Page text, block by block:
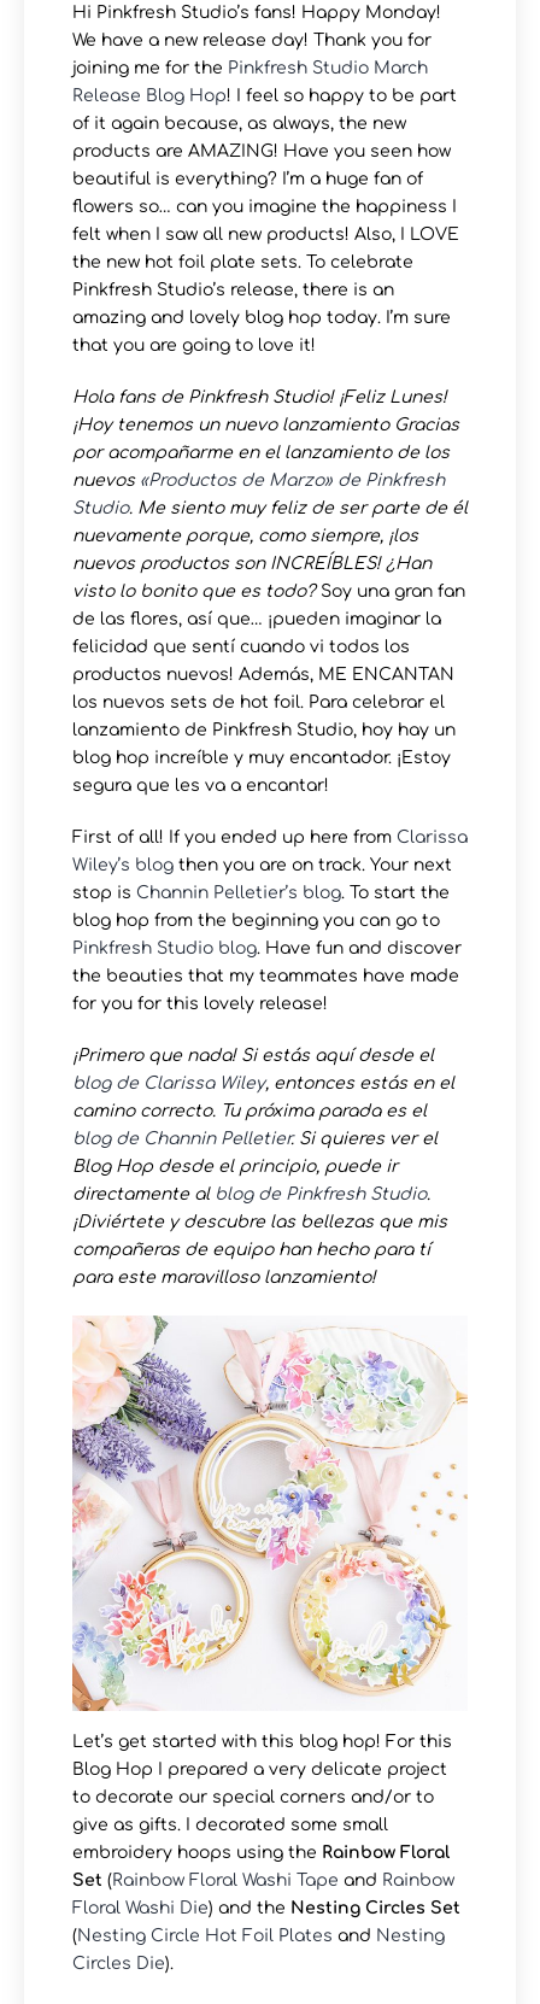
Hi Pinkfresh Studio’s fans! Happy Monday!
We have a new release day! Thank you for
joining me for the Pinkfresh Studio March
Release Blog Hop! I feel so happy to be part
of it again because, as always, the new
products are AMAZING! Have you seen how
beautiful is everything? I’m a huge fan of
flowers so… can you imagine the happiness I
felt when I saw all new products! Also, I LOVE
the new hot foil plate sets. To celebrate
Pinkfresh Studio’s release, there is an
amazing and lovely blog hop today. I’m sure
that you are going to love it!
Hola fans de Pinkfresh Studio! ¡Feliz Lunes!
¡Hoy tenemos un nuevo lanzamiento Gracias
por acompañarme en el lanzamiento de los
nuevos «Productos de Marzo» de Pinkfresh
Studio. Me siento muy feliz de ser parte de él
nuevamente porque, como siempre, ¡los
nuevos productos son INCREÍBLES! ¿Han
visto lo bonito que es todo?Soy una gran fan
de las flores, así que… ¡pueden imaginar la
felicidad que sentí cuando vi todos los
productos nuevos! Además, ME ENCANTAN
los nuevos sets de hot foil. Para celebrar el
lanzamiento de Pinkfresh Studio, hoy hay un
blog hop increíble y muy encantador. ¡Estoy
segura que les va a encantar!
First of all! If you ended up here from Clarissa
Wiley’s blog then you are on track. Your next
stop is Channin Pelletier’s blog. To start the
blog hop from the beginning you can go to
Pinkfresh Studio blog. Have fun and discover
the beauties that my teammates have made
for you for this lovely release!
¡Primero que nada! Si estás aquí desde el
blog de Clarissa Wiley, entonces estás en el
camino correcto. Tu próxima parada es el
blog de Channin Pelletier. Si quieres ver el
Blog Hop desde el principio, puede ir
directamente al blog de Pinkfresh Studio.
¡Diviértete y descubre las bellezas que mis
compañeras de equipo han hecho para tí
para este maravilloso lanzamiento!
Let’s get started with this blog hop! For this
Blog Hop I prepared a very delicate project
to decorate our special corners and/or to
give as gifts. I decorated some small
embroidery hoops using the Rainbow Floral
Set (Rainbow Floral Washi Tape and Rainbow
Floral Washi Die) and the Nesting Circles Set
(Nesting Circle Hot Foil Plates and Nesting
Circles Die).